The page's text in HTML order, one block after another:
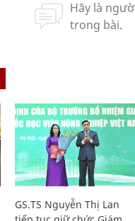
GS.TS Nguyễn Thị Lan